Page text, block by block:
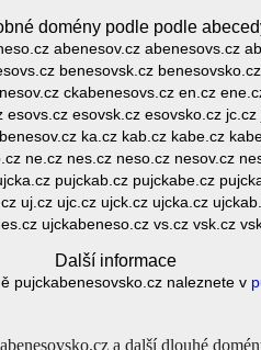
domény podle podle
abenesov.cz abenesovs.cz
benesovsk.cz
ckabenesovs.cz en.cz
esovsk.cz esovsko.cz
ka.cz kab.cz kabe.cz
ne.cz nes.cz neso.cz nesov.cz
pujckab.cz pujckabe.cz
uj.cz ujc.cz ujck.cz ujcka.cz
ujckabeneso.cz vs.cz vsk.cz
Další informace
pujckabenesovsko.cz naleznete v
a další dlouhé